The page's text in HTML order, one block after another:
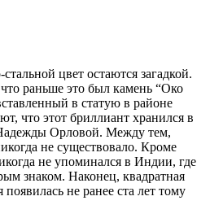
цвет остаются загадкой.
раньше это был камень “Око
в статую в районе
что этот бриллиант хранился в
Орловой. Между тем,
не существовало. Кроме
не упоминался в Индии, где
знаком. Наконец, квадратная
появилась не ранее ста лет тому